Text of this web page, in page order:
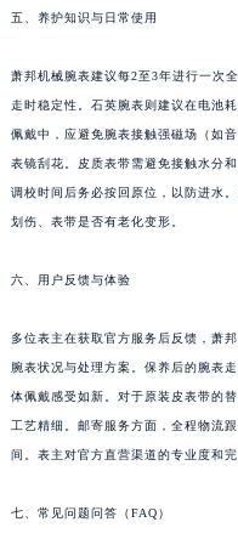
五、养护知识与日常使用
萧邦机械腕表建议每2至3年进行一次
走时稳定性。石英腕表则建议在电池
佩戴中，应避免腕表接触强磁场（如
表镜刮花。皮质表带需避免接触水分
调校时间后务必按回原位，以防进水
划伤、表带是否有老化变形。
六、用户反馈与体验
多位表主在获取官方服务后反馈，萧
腕表状况与处理方案。保养后的腕表
体佩戴感受如新。对于原装皮表带的
工艺精细。邮寄服务方面，全程物流
间。表主对官方直营渠道的专业度和
七、常见问题问答（FAQ）